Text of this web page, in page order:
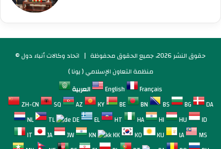
© حقوق النشر 2026، جميع الحقوق محفوظة |
اتحاد وكالات أنباء دول
منظمة التعاون الإسلامي ( يونا )
العربية
English
Français
ZH-CN
SQ AZ KY BE BN BS BG
DA
NL
TL DE EL HT HA HI HU
ID
IT
JA JW KN KK KO KU LA
MS